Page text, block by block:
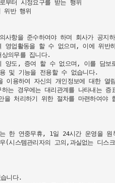
부터 시정요구를 받는 행위
위반 행위
항을 준수하여야 하며 회사가 공지
업활동을 할 수 없으며, 이에 위반
의무를 집니다.
양도, 증여 할 수 없으며, 이를 담보
및 기능을 전용할 수 없습니다.
용하여 자신의 개인정보에 대한
는 경우에는 대리관계를 나타내는 증
처리하기 위한 절차를 마련하여야
한 연중무휴, 1일 24시간 운영을
스템관리자의 고의,과실없는 디
니다.